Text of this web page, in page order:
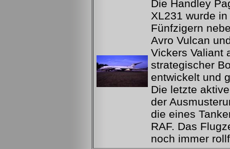
Die Handley
XL231 wurde
Fünfzigern
Avro Vulcan
Vickers Valiant
strategischer
entwickelt und
Die letzte
der
die eines
RAF. Das
noch immer